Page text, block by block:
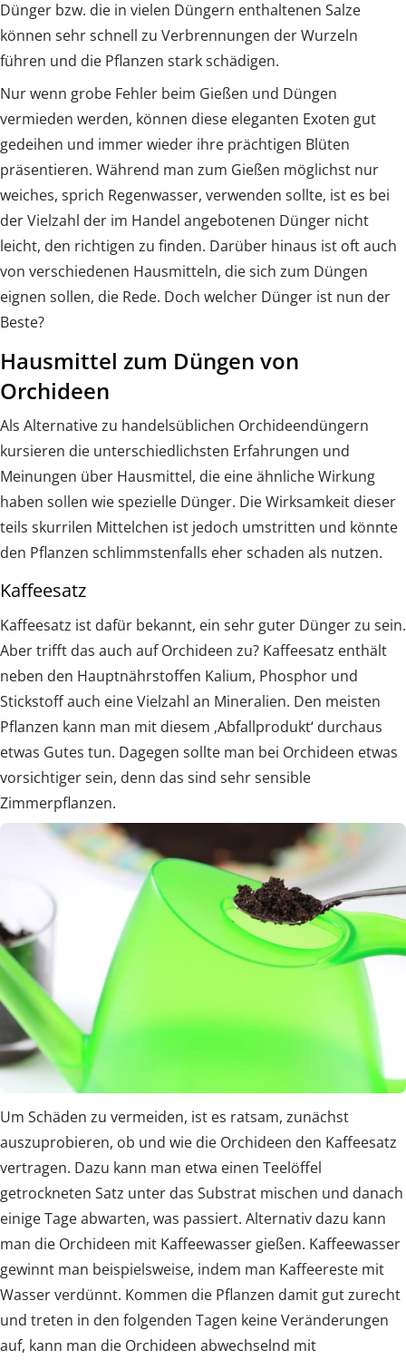
Dünger bzw. die in vielen Düngern enthaltenen Salze
können sehr schnell zu Verbrennungen der Wurzeln
führen und die Pflanzen stark schädigen.
Nur wenn grobe Fehler beim Gießen und Düngen
vermieden werden, können diese eleganten Exoten gut
gedeihen und immer wieder ihre prächtigen Blüten
präsentieren. Während man zum Gießen möglichst nur
weiches, sprich Regenwasser, verwenden sollte, ist es bei
der Vielzahl der im Handel angebotenen Dünger nicht
leicht, den richtigen zu finden. Darüber hinaus ist oft auch
von verschiedenen Hausmitteln, die sich zum Düngen
eignen sollen, die Rede. Doch welcher Dünger ist nun der
Beste?
Hausmittel zum Düngen von
Orchideen
Als Alternative zu handelsüblichen Orchideendüngern
kursieren die unterschiedlichsten Erfahrungen und
Meinungen über Hausmittel, die eine ähnliche Wirkung
haben sollen wie spezielle Dünger. Die Wirksamkeit dieser
teils skurrilen Mittelchen ist jedoch umstritten und könnte
den Pflanzen schlimmstenfalls eher schaden als nutzen.
Kaffeesatz
Kaffeesatz ist dafür bekannt, ein sehr guter Dünger zu sein.
Aber trifft das auch auf Orchideen zu? Kaffeesatz enthält
neben den Hauptnährstoffen Kalium, Phosphor und
Stickstoff auch eine Vielzahl an Mineralien. Den meisten
Pflanzen kann man mit diesem ‚Abfallprodukt‘ durchaus
etwas Gutes tun. Dagegen sollte man bei Orchideen etwas
vorsichtiger sein, denn das sind sehr sensible
Zimmerpflanzen.
Um Schäden zu vermeiden, ist es ratsam, zunächst
auszuprobieren, ob und wie die Orchideen den Kaffeesatz
vertragen. Dazu kann man etwa einen Teelöffel
getrockneten Satz unter das Substrat mischen und danach
einige Tage abwarten, was passiert. Alternativ dazu kann
man die Orchideen mit Kaffeewasser gießen. Kaffeewasser
gewinnt man beispielsweise, indem man Kaffeereste mit
Wasser verdünnt. Kommen die Pflanzen damit gut zurecht
und treten in den folgenden Tagen keine Veränderungen
auf, kann man die Orchideen abwechselnd mit